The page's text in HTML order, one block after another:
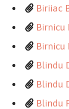
Biriiac
Birnicu
Birnicu
Blindu
Blindu
Blindu